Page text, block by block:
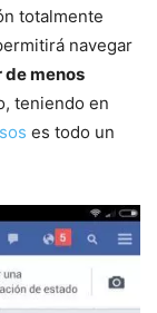
totalmente
navegar
menos
teniendo en
es todo un